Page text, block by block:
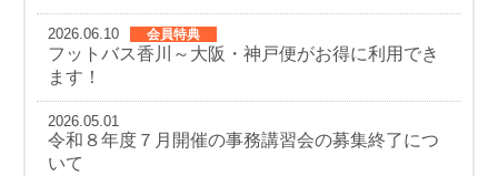
2026.06.10 会員特典
フットバス香川～大阪・神戸便がお得に利用でき
ます！
2026.05.01
令和８年度７月開催の事務講習会の募集終了につ
いて